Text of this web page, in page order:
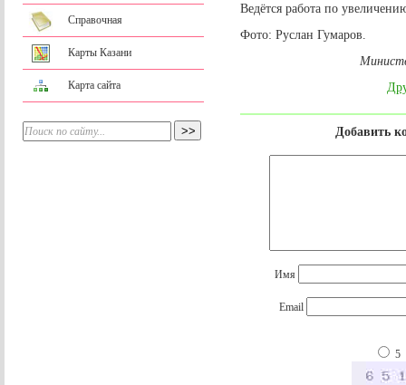
Справочная
Карты Казани
Карта сайта
Ведётся работа по
Фото: Руслан Гумаров.
Добавить
Имя
Email
5